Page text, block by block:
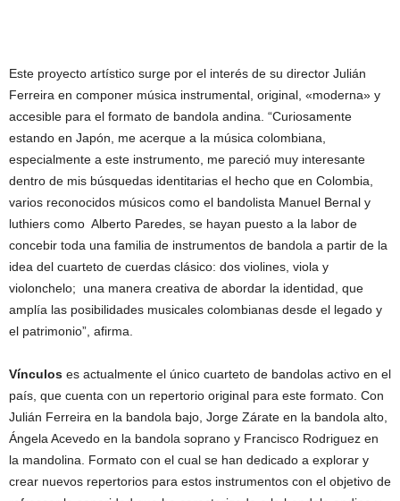
Este proyecto artístico surge por el interés de su director Julián
Ferreira en componer música instrumental, original, «moderna» y
accesible para el formato de bandola andina. “Curiosamente
estando en Japón, me acerque a la música colombiana,
especialmente a este instrumento, me pareció muy interesante
dentro de mis búsquedas identitarias el hecho que en Colombia,
varios reconocidos músicos como el bandolista Manuel Bernal y
luthiers como Alberto Paredes, se hayan puesto a la labor de
concebir toda una familia de instrumentos de bandola a partir de la
idea del cuarteto de cuerdas clásico: dos violines, viola y
violonchelo; una manera creativa de abordar la identidad, que
amplía las posibilidades musicales colombianas desde el legado y
el patrimonio”, afirma.
Vínculos es actualmente el único cuarteto de bandolas activo en el
país, que cuenta con un repertorio original para este formato. Con
Julián Ferreira en la bandola bajo, Jorge Zárate en la bandola alto,
Ángela Acevedo en la bandola soprano y Francisco Rodriguez en
la mandolina. Formato con el cual se han dedicado a explorar y
crear nuevos repertorios para estos instrumentos con el objetivo de